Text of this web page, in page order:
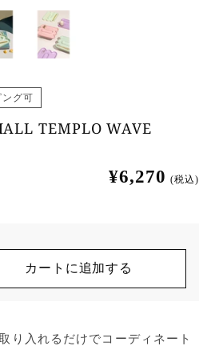
ング可
TEMPLO WAVE
¥6,270 (税込)
カートに追加する
り入れるだけでコーディネート